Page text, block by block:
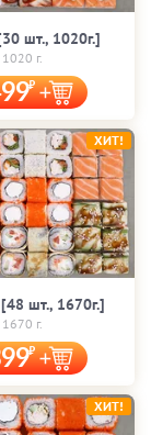
шт., 1020г.]
1020 г.
шт., 1670г.]
1670 г.
ХИТ!
ХИТ!